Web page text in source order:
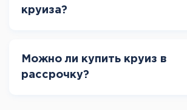
круиза?
Можно ли купить круиз в
рассрочку?